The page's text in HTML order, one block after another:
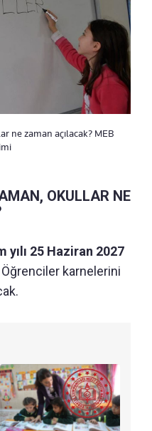
ne zaman açılacak? MEB
OKULLAR NE
25 Haziran 2027
Öğrenciler karnelerini